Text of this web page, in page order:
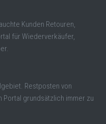
Kunden Retouren,
für Wiederverkäufer,
Restposten von
Portal grundsätzlich immer zu